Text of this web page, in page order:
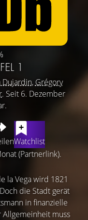
1
Dujardin, Grégory
. Seit 6. Dezember
Watchlist
(Partnerlink).
la Vega wird 1821
die Stadt gerät
in finanzielle
muss